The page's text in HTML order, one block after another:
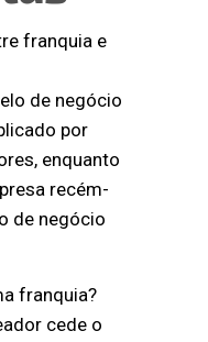
franquia e
de negócio
por
enquanto
recém-
de negócio
franquia?
cede o